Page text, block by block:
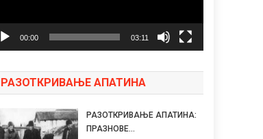
00:00 03:11
РАЗОТКРИВАЊЕ АПАТИНА
РАЗОТКРИВАЊЕ АПАТИНА:
ПРАЗНОВЕ...